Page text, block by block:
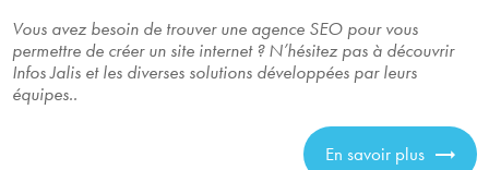
Vous avez besoin de trouver une agence SEO pour vous
permettre de créer un site internet ? N’hésitez pas à découvrir
Infos Jalis et les diverses solutions développées par leurs
équipes..
En savoir plus